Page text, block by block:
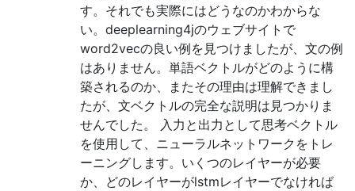
す。それでも実際にはどうなのかわからな
い。deeplearning4jのウェブサイトで
word2vecの良い例を見つけましたが、文の例
はありません。単語ベクトルがどのように構
築されるのか、またその理由は理解できまし
たが、文ベクトルの完全な説明は見つかりま
せんでした。 入力と出力として思考ベクトル
を使用して、ニューラルネットワークをトレ
ーニングします。いくつのレイヤーが必要
か、どのレイヤーがlstmレイヤーでなければ